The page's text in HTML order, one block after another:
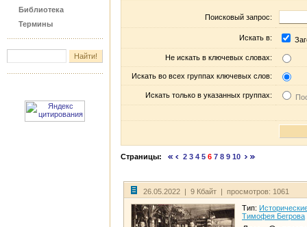
Библиотека
Термины
Поисковый запрос:
Искать в:
Не искать в ключевых словах:
Искать во всех группах ключевых слов:
Искать только в указанных группах:
Страницы: 2 3 4 5 6 7 8 9 10
26.05.2022 | 9 Кбайт | просмотров: 1061
Тип:
Тимофея Бегрова